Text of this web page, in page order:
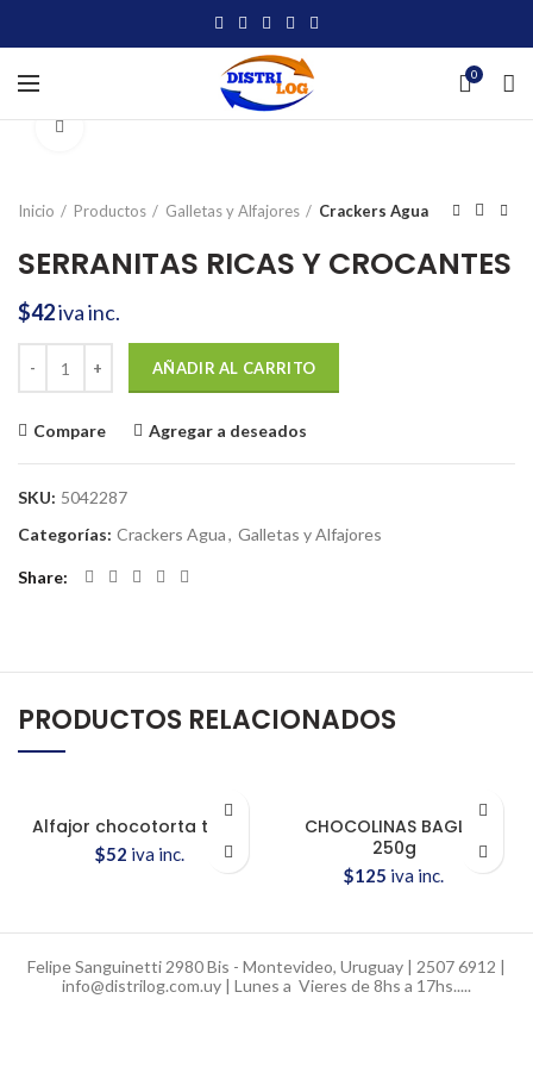
0
Inicio Productos Galletas y Alfajores Crackers Agua
SERRANITAS RICAS Y CROCANTES
$42iva inc.
AÑADIR AL CARRITO
Compare Agregar a deseados
SKU: 5042287
Categorías: Crackers Agua, Galletas y Alfajores
Share
PRODUCTOS RELACIONADOS
Alfajor chocotorta triple
$52 iva inc.
CHOCOLINAS BAGLEY
250g
$125 iva inc.
Felipe Sanguinetti 2980 Bis - Montevideo, Uruguay | 2507 6912 |
info@distrilog.com.uy | Lunes a Vieres de 8hs a 17hs.....